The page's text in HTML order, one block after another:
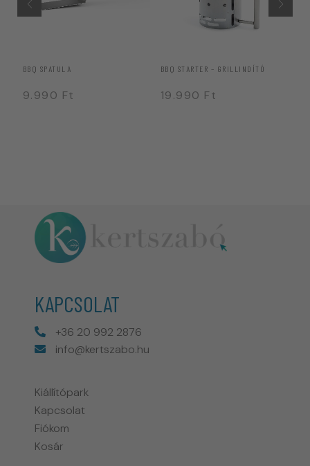
BBQ SPATULA
9.990 Ft
BBQ STARTER – GRILLINDÍTÓ
19.990 Ft
KAPCSOLAT
+36 20 992 2876
info@kertszabo.hu
Kiállítópark
Kapcsolat
Fiókom
Kosár